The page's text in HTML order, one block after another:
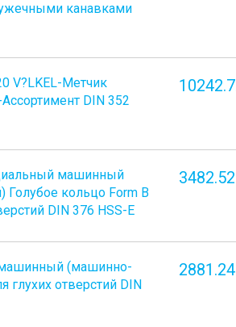
канавками
V?LKEL-Метчик
DIN 352
машинный
Голубое кольцо Form B
DIN 376 HSS-E
(машинно-
глухих отверстий DIN